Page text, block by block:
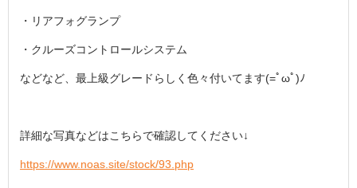
・リアフォグランプ
・クルーズコントロールシステム
などなど、最上級グレードらしく色々付いてます(=ﾟωﾟ)ﾉ
詳細な写真などはこちらで確認してください↓
https://www.noas.site/stock/93.php